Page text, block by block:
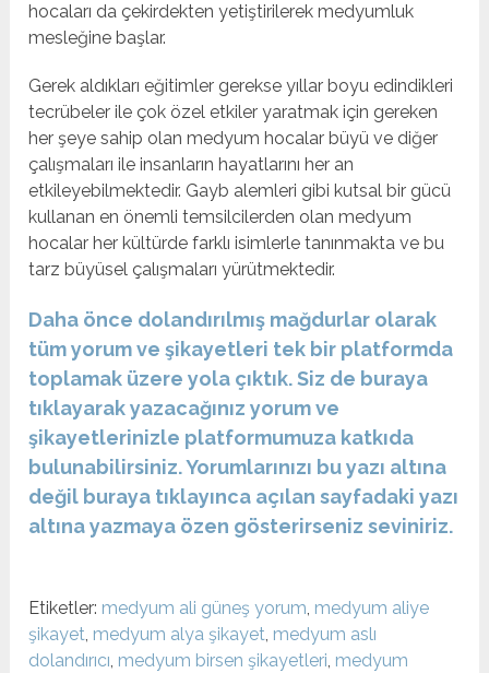
hocaları da çekirdekten yetiştirilerek medyumluk
mesleğine başlar.
Gerek aldıkları eğitimler gerekse yıllar boyu edindikleri
tecrübeler ile çok özel etkiler yaratmak için gereken
her şeye sahip olan medyum hocalar büyü ve diğer
çalışmaları ile insanların hayatlarını her an
etkileyebilmektedir. Gayb alemleri gibi kutsal bir gücü
kullanan en önemli temsilcilerden olan medyum
hocalar her kültürde farklı isimlerle tanınmakta ve bu
tarz büyüsel çalışmaları yürütmektedir.
Daha önce dolandırılmış mağdurlar olarak
tüm yorum ve şikayetleri tek bir platformda
toplamak üzere yola çıktık. Siz de buraya
tıklayarak yazacağınız yorum ve
şikayetlerinizle platformumuza katkıda
bulunabilirsiniz. Yorumlarınızı bu yazı altına
değil buraya tıklayınca açılan sayfadaki yazı
altına yazmaya özen gösterirseniz seviniriz.
Etiketler: medyum ali güneş yorum, medyum aliye
şikayet, medyum alya şikayet, medyum aslı
dolandırıcı, medyum birsen şikayetleri, medyum